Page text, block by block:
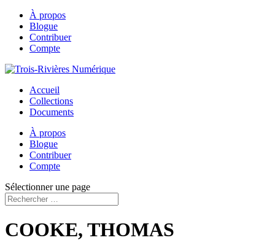
À propos
Blogue
Contribuer
Compte
Accueil
Collections
Documents
À propos
Blogue
Contribuer
Compte
Sélectionner une page
COOKE, THOMAS